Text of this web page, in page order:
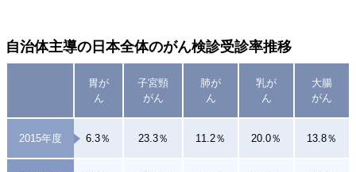
自治体主導の日本全体のがん検診受診率推移
胃が
ん
子宮頸
がん
肺が
ん
乳が
ん
大腸
がん
2015年度 6.3％ 23.3％ 11.2％ 20.0％ 13.8％